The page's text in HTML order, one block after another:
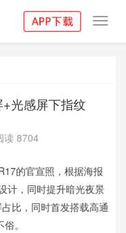
光感屏下指纹
读 8704
的官宣照，根据海报
计，同时提升暗光夜景
比，同时首发搭载高通
。